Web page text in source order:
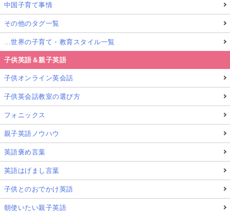
中国子育て事情
その他のタグ一覧
…世界の子育て・教育スタイル一覧
子供英語＆親子英語
子供オンライン英会話
子供英会話教室の選び方
フォニックス
親子英語ノウハウ
英語褒め言葉
英語はげまし言葉
子供とのおでかけ英語
朝使いたい親子英語